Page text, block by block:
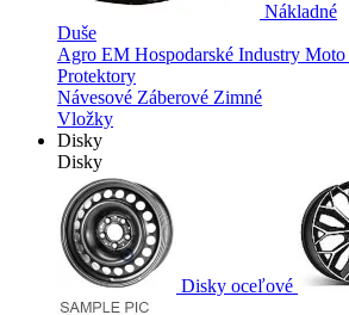
Nákladné
Duše
Agro EM Hospodarské Industry Moto
Protektory
Návesové Záberové Zimné
Vložky
Disky
Disky
Disky oceľové